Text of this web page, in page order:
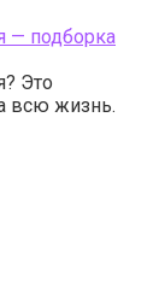
— подборка
Это
всю жизнь.